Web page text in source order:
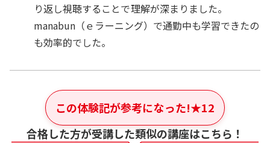
り返し視聴することで理解が深まりました。
manabun（ｅラーニング）で通勤中も学習できたの
も効率的でした。
この体験記が参考になった!★12
合格した方が受講した類似の講座はこちら！